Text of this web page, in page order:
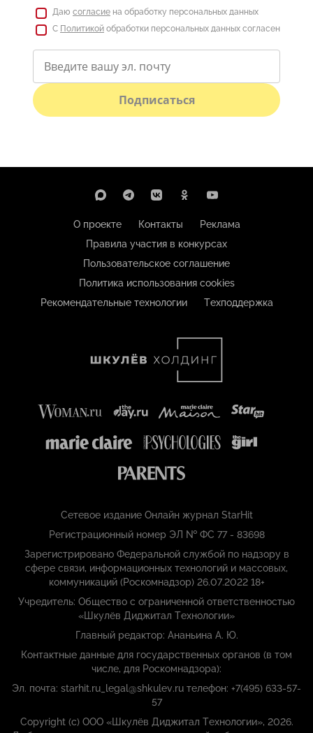
Даю согласие на обработку персональных данных
С Политикой обработки персональных данных согласен
Подписаться
О проекте Контакты
Реклама
Правила участия в конкурсах
Пользовательское соглашение
Политика использования cookies
Рекомендательные технологии
Техподдержка
Сетевое издание Онлайн журнал StarHit
Регистрационный номер ЭЛ № ФС 77 - 83698
Зарегистрировано Федеральной службой по надзору в
сфере связи, информационных технологий и массовых,
коммуникаций (Роскомнадзор) 26.07.2022 18+
Учредитель: Общество с ограниченной ответственностью
«Шкулёв Диджитал Технологии»
Главный редактор: Ананьина А. Ю.
Контактные данные для государственных органов (в том
числе, для Роскомнадзора):
Эл. почта: starhit.ru_legal@shkulev.ru телефон: +7(495) 633-57-
57
Copyright (с) ООО «Шкулёв Диджитал Технологии», 2026.